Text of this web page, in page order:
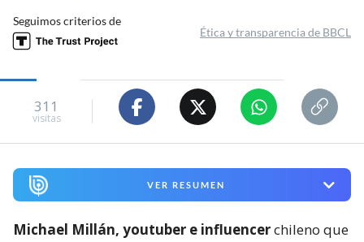
Seguimos criterios de
Ética y transparencia de BBCL
311
visitas
VER RESUMEN
Michael Millán, youtuber e influencerchileno que